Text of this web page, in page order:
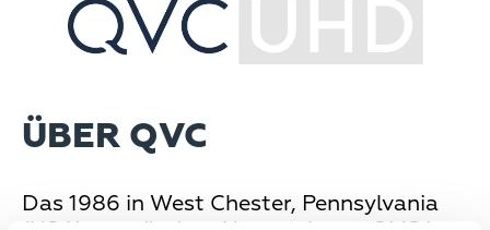
ÜBER QVC
Das 1986 in West Chester, Pennsylvania